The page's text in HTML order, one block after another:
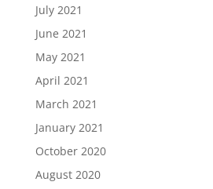
July 2021
June 2021
May 2021
April 2021
March 2021
January 2021
October 2020
August 2020